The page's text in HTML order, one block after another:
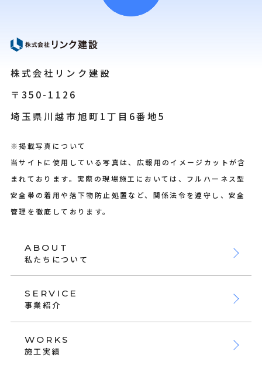
株式会社リンク建設
〒350-1126
埼玉県川越市旭町1丁目6番地5
※掲載写真について
当サイトに使用している写真は、広報用のイメージカットが含
まれております。実際の現場施工においては、フルハーネス型
安全帯の着用や落下物防止処置など、関係法令を遵守し、安全
管理を徹底しております。
ABOUT
私たちについて
SERVICE
事業紹介
WORKS
施工実績